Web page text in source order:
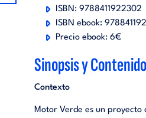
ISBN: 9788411922302
ISBN ebook:
Precio ebook: 6€
Sinopsis y Contenido
Contexto
Motor Verde es un